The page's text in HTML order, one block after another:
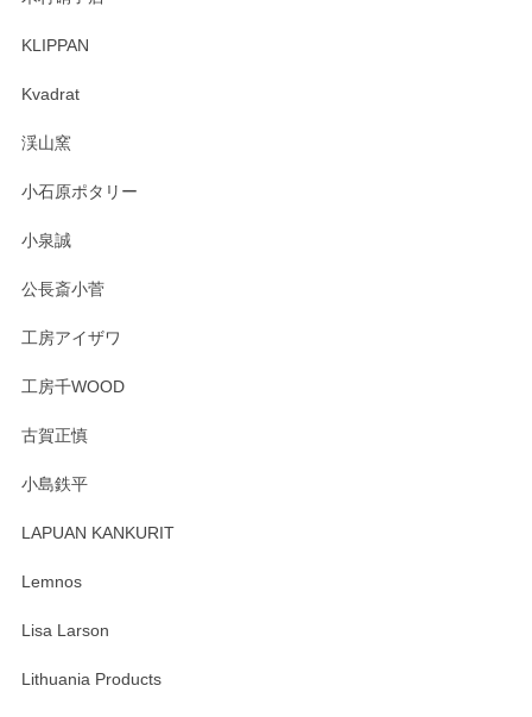
淡いグリーンのカラーがとても可愛いです❤️ ありがとうござ
す。 素敵な湯呑みでとても気に入りました。 発送も早く、
たm(_)m
います。無事に届いたようで安心いたしまし
KLIPPAN
Kvadrat
渓山窯
小石原ポタリー
小泉誠
公長斎小菅
工房アイザワ
工房千WOOD
古賀正慎
小島鉄平
LAPUAN KANKURIT
Lemnos
Lisa Larson
Lithuania Products